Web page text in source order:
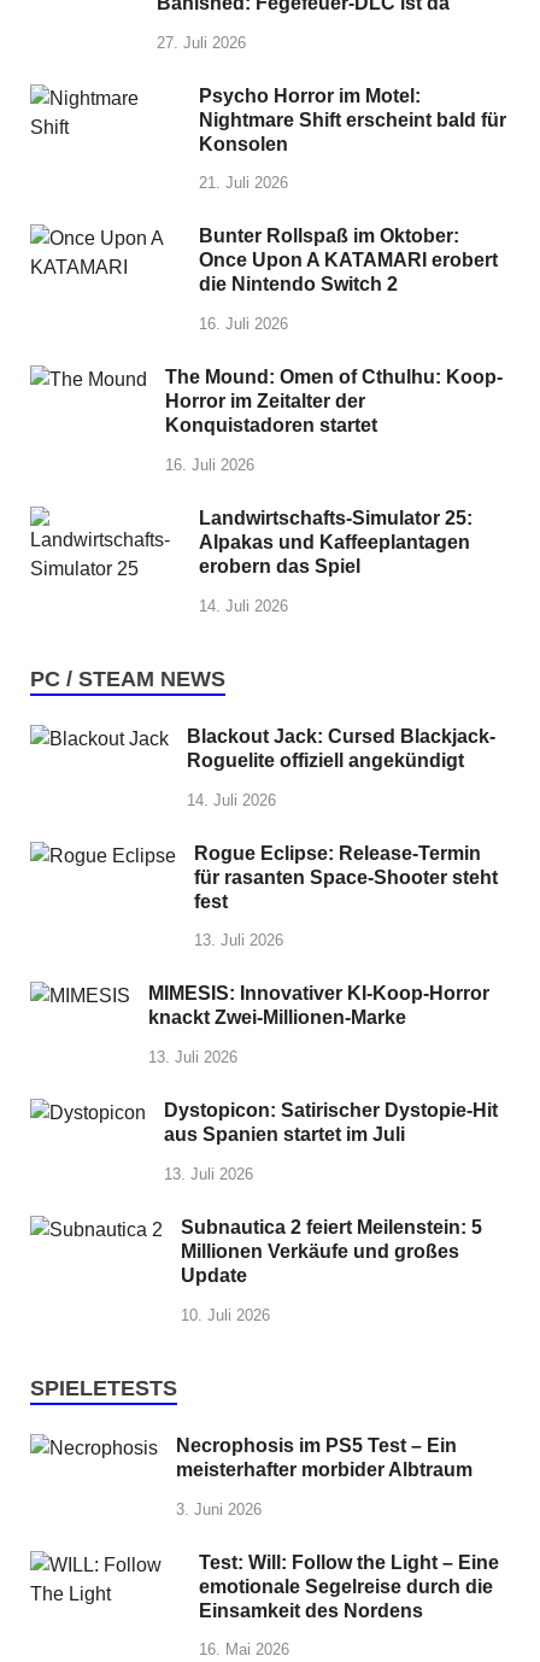
27. Juli 2026
Psycho Horror im Motel:
Nightmare Shift erscheint bald für
Konsolen
21. Juli 2026
Bunter Rollspaß im Oktober:
Once Upon A KATAMARI erobert
die Nintendo Switch 2
16. Juli 2026
The Mound: Omen of Cthulhu: Koop-
Horror im Zeitalter der
Konquistadoren startet
16. Juli 2026
Landwirtschafts-Simulator 25:
Alpakas und Kaffeeplantagen
erobern das Spiel
14. Juli 2026
PC / STEAM NEWS
Blackout Jack: Cursed Blackjack-
Roguelite offiziell angekündigt
14. Juli 2026
Rogue Eclipse: Release-Termin
für rasanten Space-Shooter steht
fest
13. Juli 2026
MIMESIS: Innovativer KI-Koop-Horror
knackt Zwei-Millionen-Marke
13. Juli 2026
Dystopicon: Satirischer Dystopie-Hit
aus Spanien startet im Juli
13. Juli 2026
Subnautica 2 feiert Meilenstein: 5
Millionen Verkäufe und großes
Update
10. Juli 2026
SPIELETESTS
Necrophosis im PS5 Test – Ein
meisterhafter morbider Albtraum
3. Juni 2026
Test: Will: Follow the Light – Eine
emotionale Segelreise durch die
Einsamkeit des Nordens
16. Mai 2026